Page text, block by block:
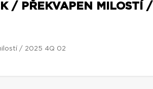
/ PŘEKVAPEN MILOSTÍ /
/ 2025 4Q 02